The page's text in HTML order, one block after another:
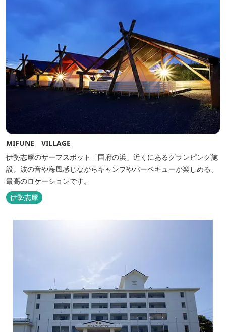
MIFUNE VILLAGE
伊勢志摩のサーフスポット「国府の浜」近くにあるグランピング施
設。波の音や海風感じながらキャンプやバーベキューが楽しめる、
最高のロケーションです。
伊勢志摩